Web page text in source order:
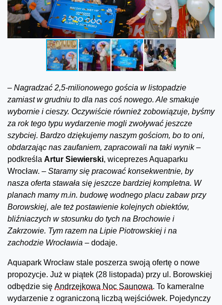
– Nagradzać 2,5-milionowego gościa w listopadzie
zamiast w grudniu to dla nas coś nowego. Ale smakuje
wybornie i cieszy. Oczywiście również zobowiązuje, byśmy
za rok tego typu wydarzenie mogli zwoływać jeszcze
szybciej. Bardzo dziękujemy naszym gościom, bo to oni,
obdarzając nas zaufaniem, zapracowali na taki wynik–
podkreśla Artur Siewierski, wiceprezes Aquaparku
Wrocław. – Staramy się pracować konsekwentnie, by
nasza oferta stawała się jeszcze bardziej kompletna. W
planach mamy m.in. budowę wodnego placu zabaw przy
Borowskiej, ale też postawienie kolejnych obiektów,
bliźniaczych w stosunku do tych na Brochowie i
Zakrzowie. Tym razem na Lipie Piotrowskiej i na
zachodzie Wrocławia – dodaje.
Aquapark Wrocław stale poszerza swoją ofertę o nowe
propozycje. Już w piątek (28 listopada) przy ul. Borowskiej
odbędzie się Andrzejkowa Noc Saunowa. To kameralne
wydarzenie z ograniczoną liczbą wejściówek. Pojedynczy